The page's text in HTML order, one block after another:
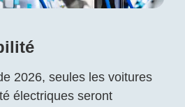
2026, seules les voitures
électriques seront